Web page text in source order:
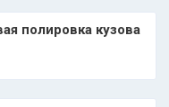
полировка кузова